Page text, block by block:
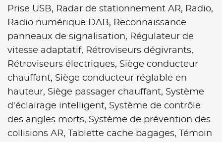
Prise USB, Radar de stationnement AR, Radio,
Radio numérique DAB, Reconnaissance
panneaux de signalisation, Régulateur de
vitesse adaptatif, Rétroviseurs dégivrants,
Rétroviseurs électriques, Siège conducteur
chauffant, Siège conducteur réglable en
hauteur, Siège passager chauffant, Système
d'éclairage intelligent, Système de contrôle
des angles morts, Système de prévention des
collisions AR,
Tablette cache bagages,
Témoin